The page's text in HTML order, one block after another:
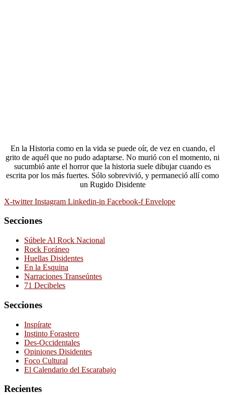
En la Historia como en la vida se puede oír, de vez en cuando, el
grito de aquél que no pudo adaptarse. No murió con el momento, ni
sucumbió ante el horror que la historia suele dibujar cuando es
escrita por los más fuertes. Sólo sobrevivió, y permaneció allí como
un Rugido Disidente
X-twitter Instagram Linkedin-in Facebook-f Envelope
Secciones
Súbele Al Rock Nacional
Rock Foráneo
Huellas Disidentes
En la Esquina
Narraciones Transeúntes
71 Decibeles
Secciones
Inspírate
Instinto Forastero
Des-Occidentales
Opiniones Disidentes
Foco Cultural
El Calendario del Escarabajo
Recientes